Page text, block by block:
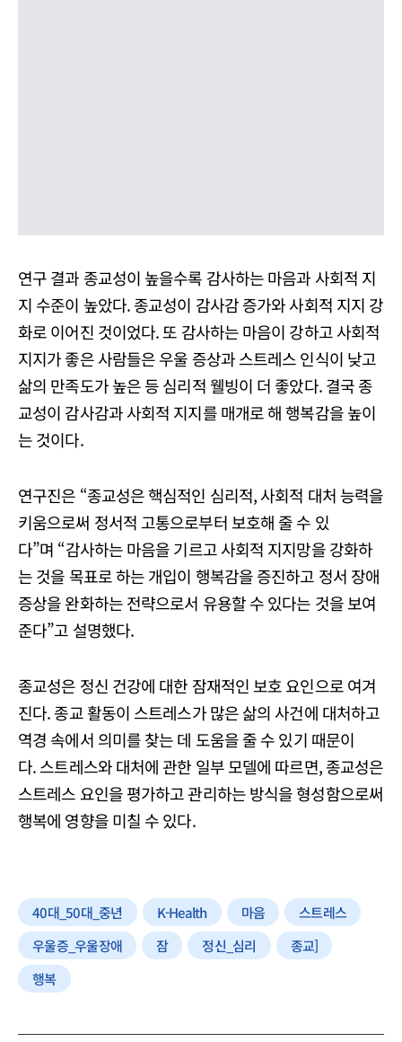
연구 결과 종교성이 높을수록 감사하는 마음과 사회적 지
지 수준이 높았다. 종교성이 감사감 증가와 사회적 지지 강
화로 이어진 것이었다. 또 감사하는 마음이 강하고 사회적
지지가 좋은 사람들은 우울 증상과 스트레스 인식이 낮고
삶의 만족도가 높은 등 심리적 웰빙이 더 좋았다. 결국 종
교성이 감사감과 사회적 지지를 매개로 해 행복감을 높이
는 것이다.
연구진은 “종교성은 핵심적인 심리적, 사회적 대처 능력을
키움으로써 정서적 고통으로부터 보호해 줄 수 있
다”며 “감사하는 마음을 기르고 사회적 지지망을 강화하
는 것을 목표로 하는 개입이 행복감을 증진하고 정서 장애
증상을 완화하는 전략으로서 유용할 수 있다는 것을 보여
준다”고 설명했다.
종교성은 정신 건강에 대한 잠재적인 보호 요인으로 여겨
진다. 종교 활동이 스트레스가 많은 삶의 사건에 대처하고
역경 속에서 의미를 찾는 데 도움을 줄 수 있기 때문이
다. 스트레스와 대처에 관한 일부 모델에 따르면, 종교성은
스트레스 요인을 평가하고 관리하는 방식을 형성함으로써
행복에 영향을 미칠 수 있다.
40대_50대_중년 K-Health 마음
스트레스
우울증_우울장애
잠 정신_심리
종교]
행복